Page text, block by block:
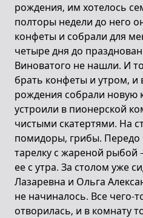
рождения, им хотелось
полторы недели до него
конфеты и собрали для
четыре дня до
Виноватого не нашли. И
брать конфеты и утром,
рождения собрали новую
устроили в пионерской
чистыми скатертями. На
помидоры, грибы. Передо
тарелку с жареной
ее с утра. За столом уже
Лазаревна и Ольга
не начиналось. Все чего-
отворилась, и в комнату